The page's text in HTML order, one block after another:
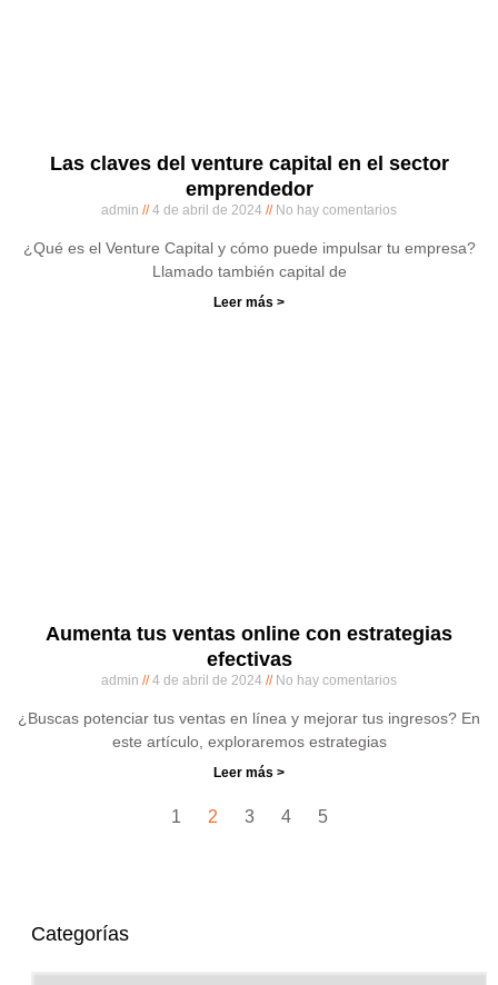
Las claves del venture capital en el sector
emprendedor
admin 4 de abril de 2024 No hay comentarios
¿Qué es el Venture Capital y cómo puede impulsar tu empresa?
Llamado también capital de
Leer más >
Aumenta tus ventas online con estrategias
efectivas
admin 4 de abril de 2024 No hay comentarios
¿Buscas potenciar tus ventas en línea y mejorar tus ingresos? En
este artículo, exploraremos estrategias
Leer más >
1 2 3 4 5
Categorías